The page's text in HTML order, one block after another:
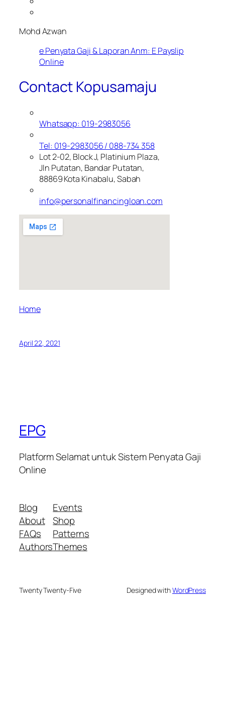
Mohd Azwan
e Penyata Gaji & Laporan Anm: E Payslip
Online
Contact Kopusamaju
Whatsapp: 019-2983056
Tel: 019-2983056 / 088-734 358
Lot 2-02, Block J, Platinium Plaza,
Jln Putatan, Bandar Putatan,
88869 Kota Kinabalu, Sabah
info@personalfinancingloan.com
Home
April 22, 2021
EPG
Platform Selamat untuk Sistem Penyata Gaji
Online
Blog
About
FAQs
Authors
Events
Shop
Patterns
Themes
Twenty Twenty-Five Designed withWordPress